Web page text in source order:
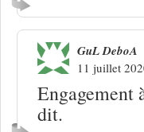
GuL DeboA
11 juillet
Engagement
dit.